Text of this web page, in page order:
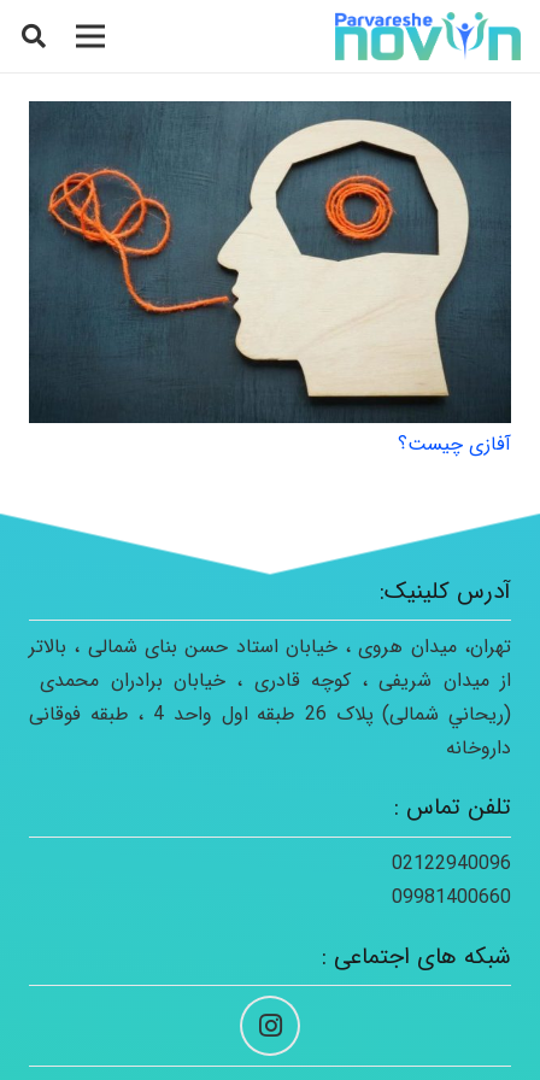
آفازی چیست؟
آدرس کلينيک:
تهران، ميدان هروی ، خیابان استاد حسن بنای شمالی ، بالاتر
از ميدان شريفی ، کوچه قادری ، خيابان برادران محمدی
(ريحاني شمالی) پلاک 26 طبقه اول واحد 4 ، طبقه فوقانی
داروخانه
تلفن تماس :
02122940096
09981400660
شبکه های اجتماعی :